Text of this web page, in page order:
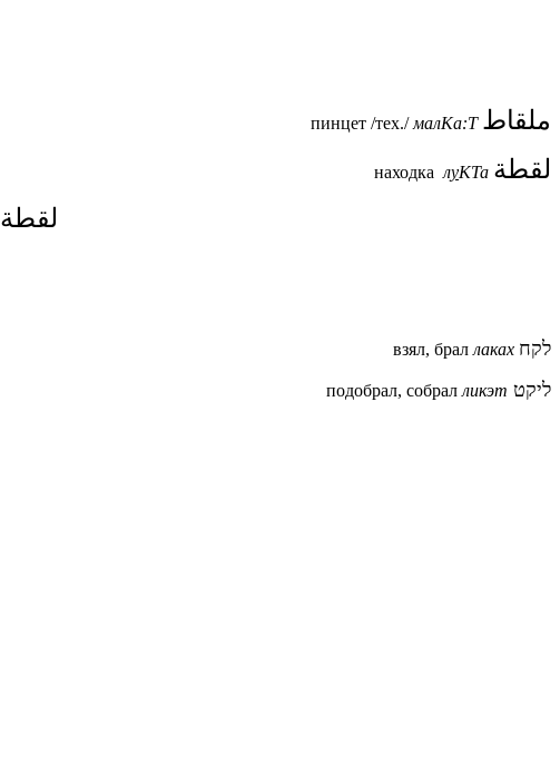
пинцет /тех./ малКа:Т ملقاط
находка луКТа لقطة
взял, брал лаках לקח
подобрал, собрал ликэт ליקט